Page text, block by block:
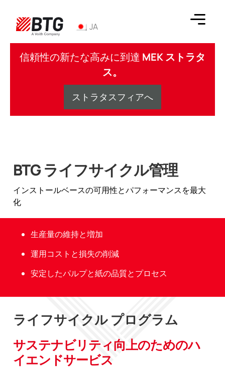
JA
信頼性の新たな高みに到達 MEK ストラタ
ス。
ストラタスフィアへ
BTG ライフサイクル管理
インストールベースの可用性とパフォーマンスを最大
化
生産量の維持と増加
運用コストと損失の削減
安定したパルプと紙の品質とプロセス
ライフサイクル プログラム
サステナビリティ向上のためのハ
イエンドサービス